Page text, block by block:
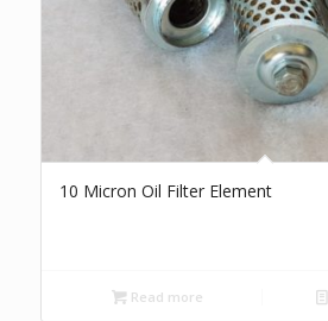
10 Micron Oil Filter Element
Read more